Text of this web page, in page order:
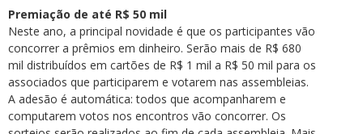
Premiação de até R$ 50 mil
Neste ano, a principal novidade é que os participantes vão
concorrer a prêmios em dinheiro. Serão mais de R$ 680
mil distribuídos em cartões de R$ 1 mil a R$ 50 mil para os
associados que participarem e votarem nas assembleias.
A adesão é automática: todos que acompanharem e
computarem votos nos encontros vão concorrer. Os